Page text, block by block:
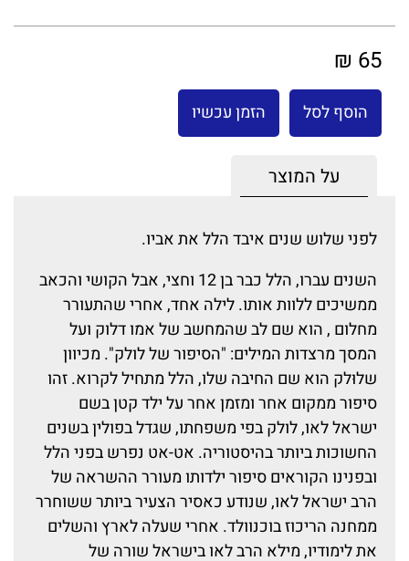
65 ₪
הוסף לסל הזמן עכשיו
על המוצר
לפני שלוש שנים איבד הלל את אביו.
השנים עברו, הלל כבר בן 12 וחצי, אבל הקושי והכאב
ממשיכים ללוות אותו. לילה אחד, אחרי שהתעורר
מחלום , הוא שם לב שהמחשב של אמו דלוק ועל
המסך מרצדות המילים: "הסיפור של לולק". מכיוון
שלוּלק הוא שם החיבה שלו, הלל מתחיל לקרוא. זהו
סיפור ממקום אחר ומזמן אחר על ילד קטן בשם
ישראל לאו, לולק בפי משפחתו, שגדל בפולין בשנים
החשוכות ביותר בהיסטוריה. אט-אט נפרש בפני הלל
ובפנינו הקוראים סיפור ילדותו מעורר ההשראה של
הרב ישראל לאו, שנודע כאסיר הצעיר ביותר ששוחרר
ממחנה הריכוז בוכנוולד. אחרי שעלה לארץ והשלים
את לימודיו, מילא הרב לאו בישראל שורה של